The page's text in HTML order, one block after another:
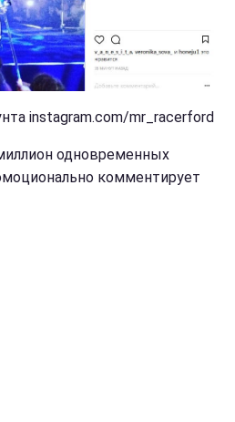
instagram.com/mr_racerford
одновременных
комментирует